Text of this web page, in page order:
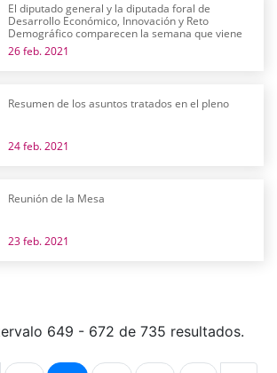
El diputado general y la diputada foral de
Desarrollo Económico, Innovación y Reto
Demográfico comparecen la semana que viene
26 feb. 2021
Resumen de los asuntos tratados en el pleno
24 feb. 2021
Reunión de la Mesa
23 feb. 2021
649 - 672 de 735 resultados.